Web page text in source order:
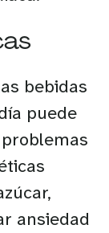
bebidas
puede
ansiedad